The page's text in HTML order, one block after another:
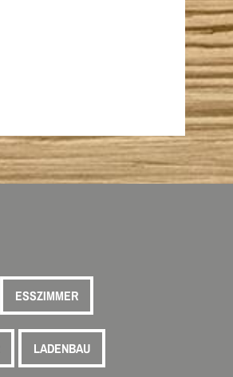
ESSZIMMER
LADENBAU